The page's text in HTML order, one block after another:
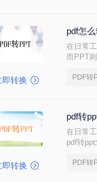
即转换
pdf怎
在日常
而PPT
的方法
PDF转
即转换
pdf转
在日常
pdf转
PDF转